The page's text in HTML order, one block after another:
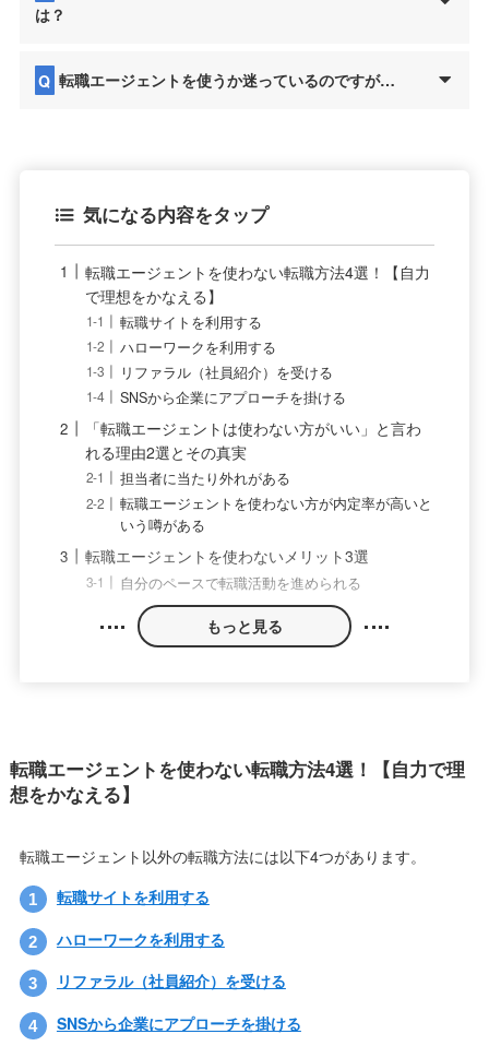
は？
Q 転職エージェントを使うか迷っているのですが…
気になる内容をタップ
転職エージェントを使わない転職方法4選！【自力
で理想をかなえる】
転職サイトを利用する
ハローワークを利用する
リファラル（社員紹介）を受ける
SNSから企業にアプローチを掛ける
「転職エージェントは使わない方がいい」と言わ
れる理由2選とその真実
担当者に当たり外れがある
転職エージェントを使わない方が内定率が高いと
いう噂がある
転職エージェントを使わないメリット3選
自分のペースで転職活動を進められる
もっと見る
転職エージェントを使わない転職方法4選！【自力で理
想をかなえる】
転職エージェント以外の転職方法には以下4つがあります。
転職サイトを利用する
ハローワークを利用する
リファラル（社員紹介）を受ける
SNSから企業にアプローチを掛ける